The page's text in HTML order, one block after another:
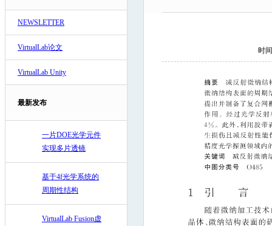
NEWSLETTER
VirtualLab论文
VirtualLab Unity
最新发布
一片DOE光学元件
实现多片透镜
基于4f光学系统的
周期性结构
VirtualLab Fusion虚
时